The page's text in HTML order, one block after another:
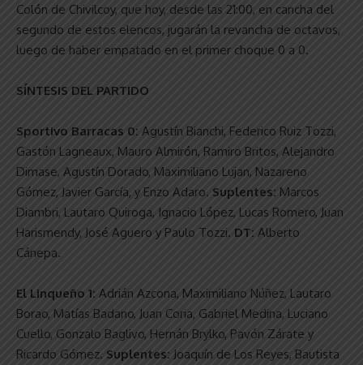
Colón de Chivilcoy, que hoy, desde las 21:00, en cancha del
segundo de estos elencos, jugarán la revancha de octavos,
luego de haber empatado en el primer choque 0 a 0.
SÍNTESIS DEL PARTIDO
Sportivo Barracas 0: Agustín Bianchi, Federico Ruiz Tozzi,
Gastón Lagneaux, Mauro Almirón, Ramiro Britos, Alejandro
Dimase, Agustín Dorado, Maximiliano Lujan, Nazareno
Gómez, Javier García, y Enzo Adaro. Suplentes: Marcos
Diambri, Lautaro Quiroga, Ignacio López, Lucas Romero, Juan
Harismendy, José Aguero y Paulo Tozzi. DT: Alberto
Cánepa.
El Linqueño 1: Adrián Azcona, Maximiliano Núñez, Lautaro
Borao, Matías Badano, Juan Coria, Gabriel Medina, Luciano
Cuello, Gonzalo Baglivo, Hernán Brylko, Pavón Zárate y
Ricardo Gómez. Suplentes: Joaquín de Los Reyes, Bautista